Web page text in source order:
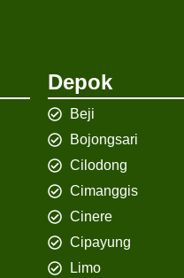
Depok
Beji
Bojongsari
Cilodong
Cimanggis
Cinere
Cipayung
Limo